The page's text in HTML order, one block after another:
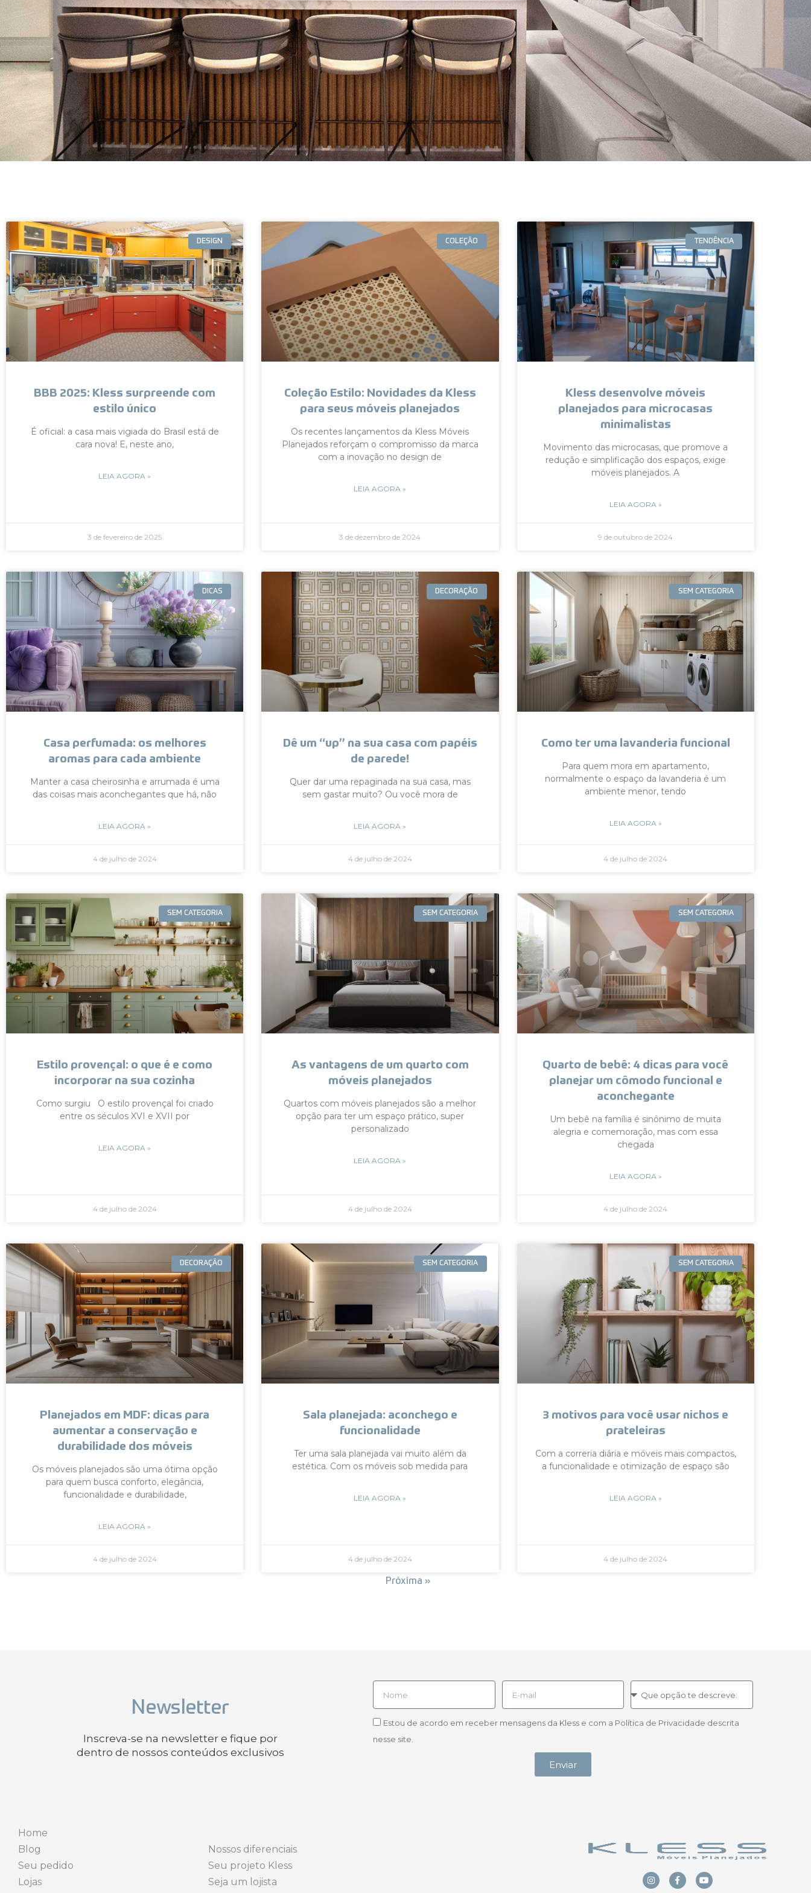
DESIGN
BBB 2025: Kless surpreende com
estilo único
É oficial: a casa mais vigiada do Brasil está de
cara nova! E, neste ano,
LEIA AGORA »
3 de fevereiro de 2025
COLEÇÃO
Coleção Estilo: Novidades da Kless
para seus móveis planejados
Os recentes lançamentos da Kless Móveis
Planejados reforçam o compromisso da marca
com a inovação no design de
LEIA AGORA »
3 de dezembro de 2024
TENDÊNCIA
Kless desenvolve móveis
planejados para microcasas
minimalistas
Movimento das microcasas, que promove a
redução e simplificação dos espaços, exige
móveis planejados. A
LEIA AGORA »
9 de outubro de 2024
DICAS
Casa perfumada: os melhores
aromas para cada ambiente
Manter a casa cheirosinha e arrumada é uma
das coisas mais aconchegantes que há, não
LEIA AGORA »
4 de julho de 2024
DECORAÇÃO
Dê um “up” na sua casa com papéis
de parede!
Quer dar uma repaginada na sua casa, mas
sem gastar muito? Ou você mora de
LEIA AGORA »
4 de julho de 2024
SEM CATEGORIA
Como ter uma lavanderia funcional
Para quem mora em apartamento,
normalmente o espaço da lavanderia é um
ambiente menor, tendo
LEIA AGORA »
4 de julho de 2024
SEM CATEGORIA
Estilo provençal: o que é e como
incorporar na sua cozinha
Como surgiu O estilo provençal foi criado
entre os séculos XVI e XVII por
LEIA AGORA »
4 de julho de 2024
SEM CATEGORIA
As vantagens de um quarto com
móveis planejados
Quartos com móveis planejados são a melhor
opção para ter um espaço prático, super
personalizado
LEIA AGORA »
4 de julho de 2024
SEM CATEGORIA
Quarto de bebê: 4 dicas para você
planejar um cômodo funcional e
aconchegante
Um bebê na família é sinônimo de muita
alegria e comemoração, mas com essa
chegada
LEIA AGORA »
4 de julho de 2024
DECORAÇÃO
Planejados em MDF: dicas para
aumentar a conservação e
durabilidade dos móveis
Os móveis planejados são uma ótima opção
para quem busca conforto, elegância,
funcionalidade e durabilidade,
LEIA AGORA »
4 de julho de 2024
SEM CATEGORIA
Sala planejada: aconchego e
funcionalidade
Ter uma sala planejada vai muito além da
estética. Com os móveis sob medida para
LEIA AGORA »
4 de julho de 2024
SEM CATEGORIA
3 motivos para você usar nichos e
prateleiras
Com a correria diária e móveis mais compactos,
a funcionalidade e otimização de espaço são
LEIA AGORA »
4 de julho de 2024
Próxima »
Newsletter
Inscreva-se na newsletter e fique por
dentro de nossos conteúdos exclusivos
Estou de acordo em receber mensagens da Kless e com a Política de Privacidade descrita
nesse site.
Enviar
Home
Blog
Seu pedido
Lojas
Nossos diferenciais
Seu projeto Kless
Seja um lojista